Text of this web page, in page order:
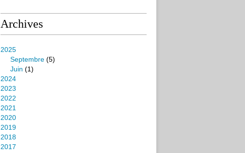
Archives
2025
Septembre (5)
Juin (1)
2024
2023
2022
2021
2020
2019
2018
2017